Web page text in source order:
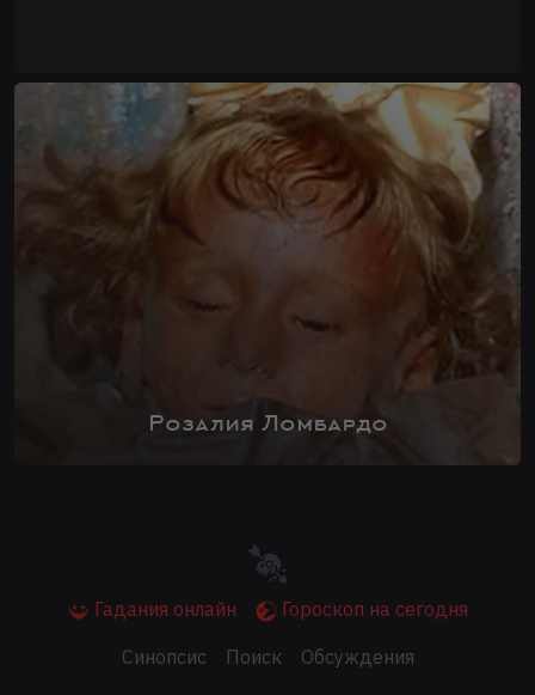
Розалия Ломбардо
Гадания онлайн
Гороскоп на сегодня
Синопсис
Поиск
Обсуждения